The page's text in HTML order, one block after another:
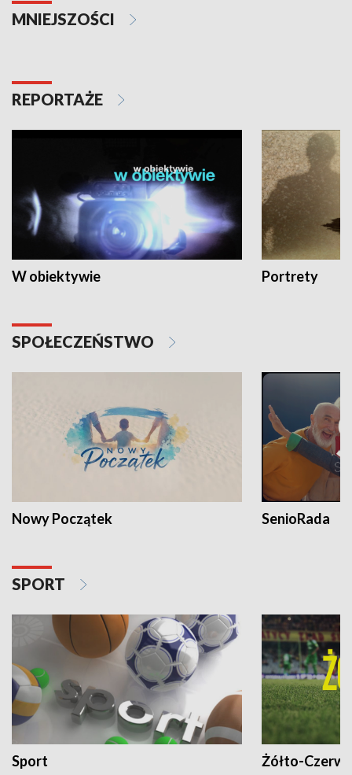
MNIEJSZOŚCI
REPORTAŻE
W obiektywie Portrety
SPOŁECZEŃSTWO
Nowy Początek SenioRada
SPORT
Sport Żółto-